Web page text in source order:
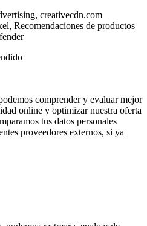
creativecdn.com
Recomendaciones de productos
comprender y evaluar mejor
online y optimizar nuestra oferta
tus datos personales
proveedores externos, si ya